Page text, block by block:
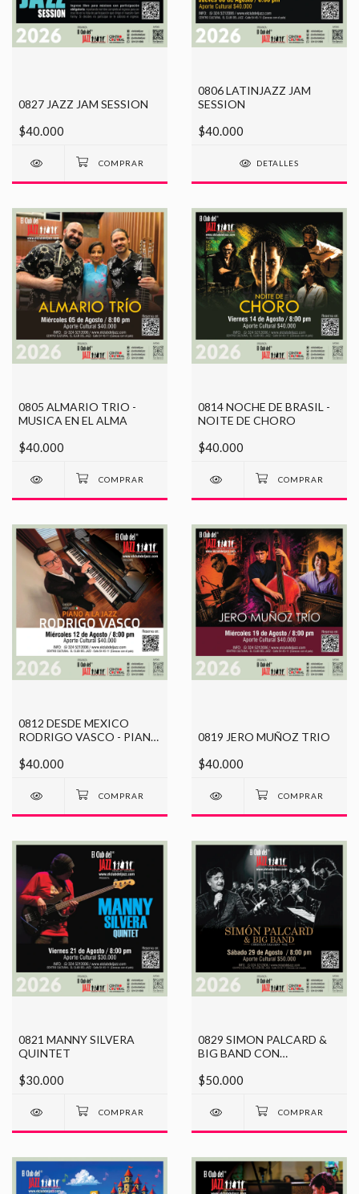
0827 JAZZ JAM SESSION
$40.000
0806 LATINJAZZ JAM
SESSION
$40.000
DETALLES
0805 ALMARIO TRIO -
MUSICA EN EL ALMA
$40.000
0814 NOCHE DE BRASIL -
NOITE DE CHORO
$40.000
0812 DESDE MEXICO
RODRIGO VASCO - PIANO
$40.000
0819 JERO MUÑOZ TRIO
$40.000
0821 MANNY SILVERA
QUINTET
$30.000
0829 SIMON PALCARD &
BIG BAND CON
$50.000